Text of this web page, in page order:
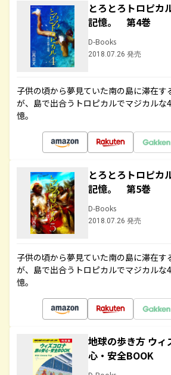
とろとろトロピ
記憶。 第4巻
D-Books
2018.07.26 発売
子供の頃から夢見ていた南の島に滞在す
が、島で出合うトロピカルでマジカルな
憶。
とろとろトロピ
記憶。 第5巻
D-Books
2018.07.26 発売
子供の頃から夢見ていた南の島に滞在す
が、島で出合うトロピカルでマジカルな
憶。
地球の歩き方 ウィ
心・安全BOOK